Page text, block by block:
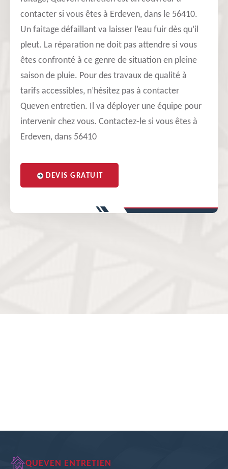
contacter si vous êtes à Erdeven, dans le 56410.
Un faitage défaillant va laisser l’eau fuir dès qu’il
pleut. La réparation ne doit pas attendre si vous
êtes confronté à ce genre de situation en pleine
saison de pluie. Pour des travaux de qualité à
tarifs accessibles, n’hésitez pas à contacter
Queven entretien. Il va déployer une équipe pour
intervenir chez vous. Contactez-le si vous êtes à
Erdeven, dans 56410
DEVIS GRATUIT
QUEVEN ENTRETIEN